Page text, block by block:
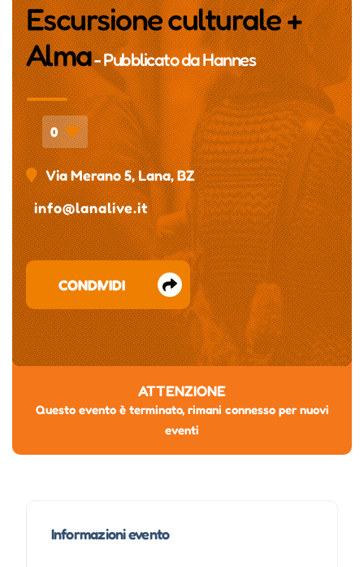
Escursione culturale +
Alma- Pubblicato daHannes
0
Via Merano 5, Lana, BZ
info@lanalive.it
CONDIVIDI
ATTENZIONE
Questo evento è terminato, rimani connesso per nuovi
eventi
Informazioni evento